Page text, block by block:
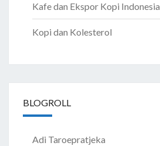
Kafe dan Ekspor Kopi Indonesia
Kopi dan Kolesterol
BLOGROLL
Adi Taroepratjeka